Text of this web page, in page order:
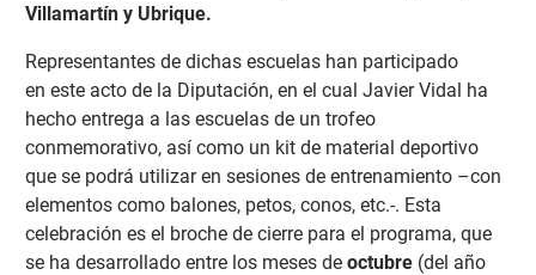
Villamartín y Ubrique.
Representantes de dichas escuelas han participado
en este acto de la Diputación, en el cual Javier Vidal ha
hecho entrega a las escuelas de un trofeo
conmemorativo, así como un kit de material deportivo
que se podrá utilizar en sesiones de entrenamiento –con
elementos como balones, petos, conos, etc.-. Esta
celebración es el broche de cierre para el programa, que
se ha desarrollado entre los meses de octubre (del año